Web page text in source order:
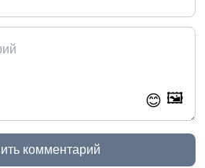
😊 🖼️
комментарий